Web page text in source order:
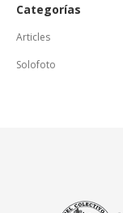
Categorías
Articles
Solofoto